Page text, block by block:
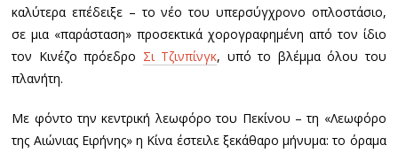
καλύτερα επέδειξε – το νέο του υπερσύγχρονο οπλοστάσιο,
σε μια «παράσταση» προσεκτικά χορογραφημένη από τον ίδιο
τον Κινέζο πρόεδρο Σι Τζινπίνγκ, υπό το βλέμμα όλου του
πλανήτη.
Με φόντο την κεντρική λεωφόρο του Πεκίνου – τη «Λεωφόρο
της Αιώνιας Ειρήνης» η Κίνα έστειλε ξεκάθαρο μήνυμα: το όραμα